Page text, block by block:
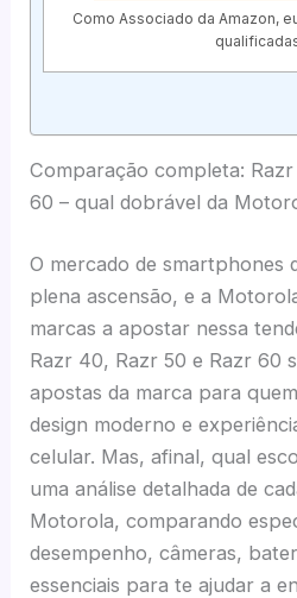
Como Associado da Amazon,
Comparação completa:
60 – qual dobrável da
O mercado de smartphones
plena ascensão, e a
marcas a apostar nessa
Razr 40, Razr 50 e Razr 60
apostas da marca para
design moderno e
celular. Mas, afinal, qual
uma análise detalhada de
Motorola, comparando
desempenho, câmeras,
essenciais para te ajudar a